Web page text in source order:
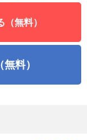
無料）
料）